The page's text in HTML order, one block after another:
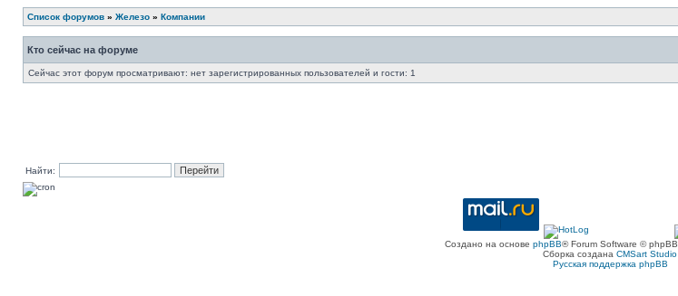
Список форумов » Железо » Компании
Кто сейчас на форуме
Сейчас этот форум просматривают: нет зарегистрированных пользователей и гости: 1
Найти:
Создано на основе phpBB® Forum Software ©
Сборка создана CMSart Studio
Русская поддержка phpBB